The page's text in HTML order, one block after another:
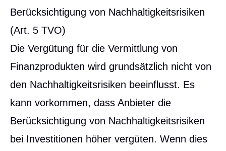
Berücksichtigung von Nachhaltigkeitsrisiken
(Art. 5 TVO)
Die Vergütung für die Vermittlung von
Finanzprodukten wird grundsätzlich nicht von
den Nachhaltigkeitsrisiken beeinflusst. Es
kann vorkommen, dass Anbieter die
Berücksichtigung von Nachhaltigkeitsrisiken
bei Investitionen höher vergüten. Wenn dies